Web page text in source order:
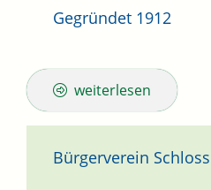
Gegründet 1912
weiterlesen
Bürgerverein